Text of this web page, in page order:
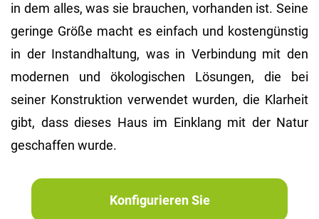
in dem alles, was sie brauchen, vorhanden ist. Seine
geringe Größe macht es einfach und kostengünstig
in der Instandhaltung, was in Verbindung mit den
modernen und ökologischen Lösungen, die bei
seiner Konstruktion verwendet wurden, die Klarheit
gibt, dass dieses Haus im Einklang mit der Natur
geschaffen wurde.
Konfigurieren Sie